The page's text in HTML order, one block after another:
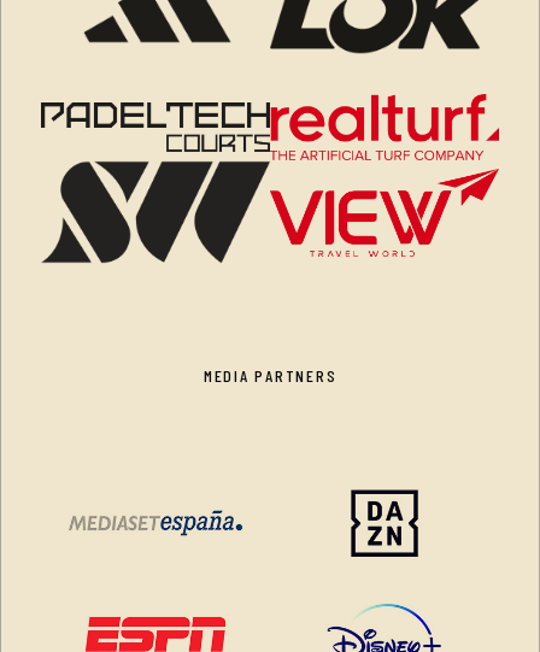
MEDIA PARTNERS